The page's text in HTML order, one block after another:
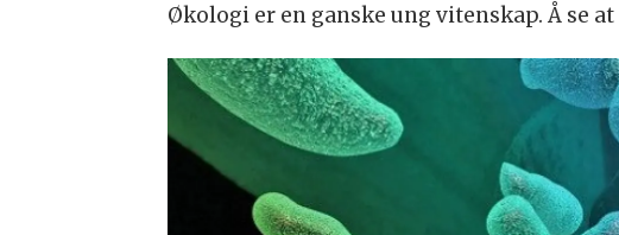
Økologi er en ganske ung vitenskap. Å se